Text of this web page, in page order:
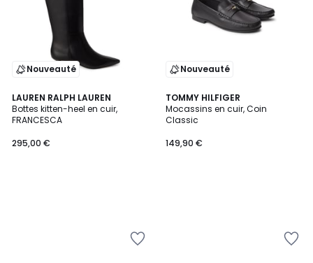
Nouveauté
LAUREN RALPH LAUREN
Bottes kitten-heel en cuir,
FRANCESCA
295,00 €
Nouveauté
TOMMY HILFIGER
Mocassins en cuir, Coin
Classic
149,90 €